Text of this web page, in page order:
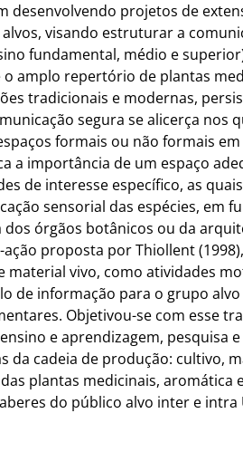
desenvolvendo projetos de
visando estruturar a
fundamental, médio e
amplo repertório de plantas
tradicionais e modernas,
segura se alicerça nos
formais ou não formais
a importância de um espaço
de interesse específico, as
sensorial das espécies, em
órgãos botânicos ou da
proposta por Thiollent
material vivo, como atividades
de informação para o grupo alvo
Objetivou-se com esse
e aprendizagem, pesquisa e
da cadeia de produção: cultivo,
plantas medicinais, aromática
do público alvo inter e intra